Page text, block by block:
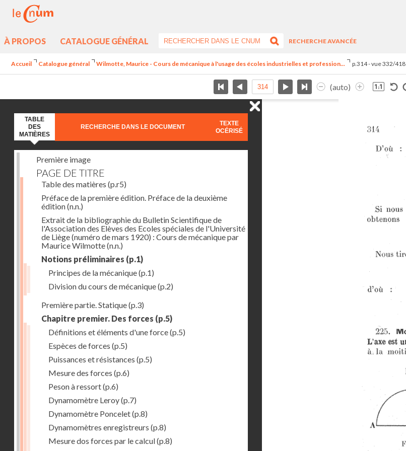
À PROPOS CATALOGUE GÉNÉRAL
RECHERCHE AVANCÉE
Accueil Catalogue général Wilmotte, Maurice - Cours de mécanique à l'usage des écoles industrielles et profession... p.314 - vue 332/418
(auto)
TABLE
DES
MATIÈRES
RECHERCHE DANS LE DOCUMENT
TEXTE
OCÉRISÉ
Première image
PAGE DE TITRE
Table des matières (p.r5)
Préface de la première édition. Préface de la deuxième
édition(n.n.)
Extrait de la bibliographie du Bulletin Scientifique de
l'Association des Elèves des Ecoles spéciales de l'Université
de Liège (numéro de mars 1920) : Cours de mécanique par
Maurice Wilmotte(n.n.)
Notions préliminaires (p.1)
Principes de la mécanique(p.1)
Division du cours de mécanique(p.2)
Première partie. Statique(p.3)
Chapitre premier. Des forces (p.5)
Définitions et éléments d'une force(p.5)
Espèces de forces (p.5)
Puissances et résistances (p.5)
Mesure des forces (p.6)
Peson à ressort(p.6)
Dynamomètre Leroy(p.7)
Dynamomètre Poncelet(p.8)
Dynamomètres enregistreurs (p.8)
Mesure dos forces par le calcul(p.8)